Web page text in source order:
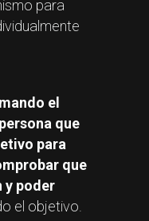
para
el
que
para
que
y poder
el objetivo.